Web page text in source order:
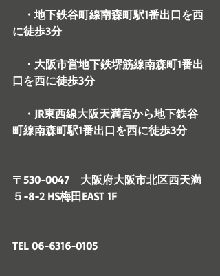
・地下鉄谷町線南森町駅1番出口を西
に徒歩3分
・大阪市営地下鉄堺筋線南森町1番出
口を西に徒歩3分
・JR東西線大阪天満宮から地下鉄谷
町線南森町駅1番出口を西に徒歩3分
〒530-0047　大阪府大阪市北区西天満
５-8-2 HS梅田EAST 1F
TEL 06-6316-0105